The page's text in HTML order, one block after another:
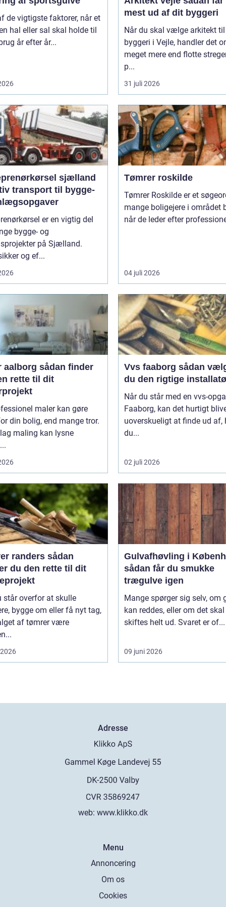
de vigtigste faktorer, når et
hal eller sal skal holde til
år efter år...
mest ud af dit byggeri
Når du skal vælge arkitekt
byggeri i Vejle, handler det
meget mere end flotte
p...
31 juli 2026
sjælland
transport til bygge-
er en vigtig del
bygge- og
på Sjælland.
og ef...
Tømrer roskilde
Tømrer Roskilde er et
mange boligejere i området
når de leder efter
04 juli 2026
sådan finder
rette til dit
maler kan gøre
din bolig, end mange tror.
maling kan lysne
Vvs faaborg sådan vælger
du den rigtige
Når du står med en vvs-
Faaborg, kan det hurtigt
uoverskueligt at finde ud af,
du...
02 juli 2026
sådan
du den rette til dit
står overfor at skulle
bygge om eller få nyt tag,
af tømrer være
Gulvafhøvling i
sådan får du smukke
trægulve igen
Mange spørger sig selv, om
kan reddes, eller om det skal
skiftes helt ud. Svaret er of...
09 juni 2026
Adresse
web: www.klikko.dk
Menu
Annoncering
Om os
Cookies